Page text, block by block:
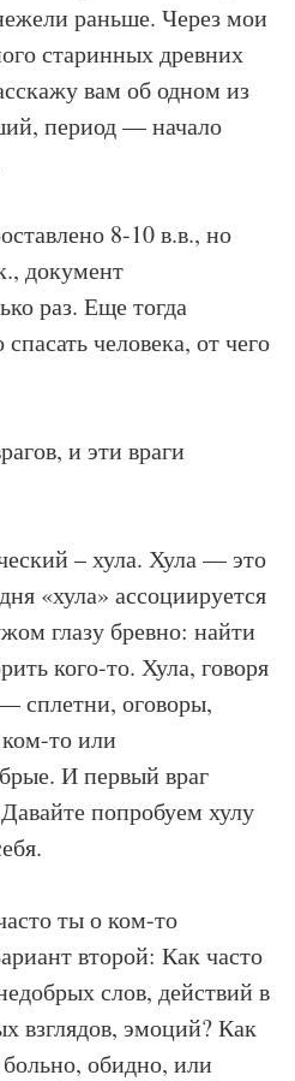
раньше. Через мои
старинных древних
вам об одном из
период — начало
8-10 в.в., но
документ
раз. Еще тогда
человека, от чего
и эти враги
– хула. Хула — это
«хула» ассоциируется
глазу бревно: найти
кого-то. Хула, говоря
сплетни, оговоры,
то или
И первый враг
попробуем хулу
ты о ком-то
второй: Как часто
слов, действий в
взглядов, эмоций? Как
обидно, или